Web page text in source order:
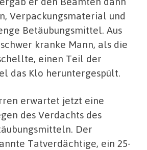
Verpackungsmaterial und
Betäubungsmittel. Aus
kranke Mann, als die
einen Teil der
das Klo heruntergespült.
erwartet jetzt eine
des Verdachts des
Der
Tatverdächtige, ein 25-